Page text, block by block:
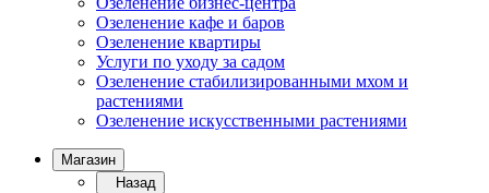
Озеленение кафе и баров
Озеленение квартиры
Услуги по уходу за садом
Озеленение стабилизированными мхом и
растениями
Озеленение искусственными растениями
Магазин
Назад